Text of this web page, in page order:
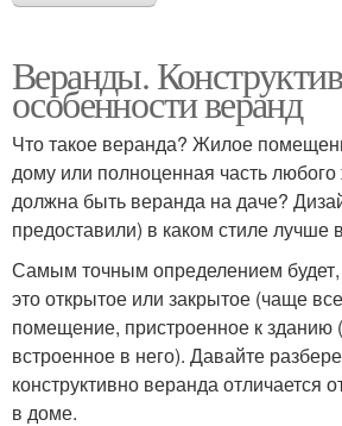
Веранды.
особенности веранд
Что такое веранда? Жилое
дому или полноценная часть
должна быть веранда на даче?
предоставили) в каком стиле лучше
Самым точным определением будет,
это открытое или закрытое (чаще
помещение, пристроенное к зданию
встроенное в него). Давайте
конструктивно веранда отличается
в доме.